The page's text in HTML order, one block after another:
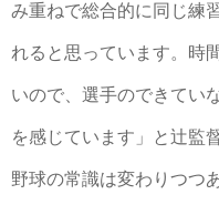
み重ねで総合的に同じ練
れると思っています。時
いので、選手のできてい
を感じています」と辻監
野球の常識は変わりつつ